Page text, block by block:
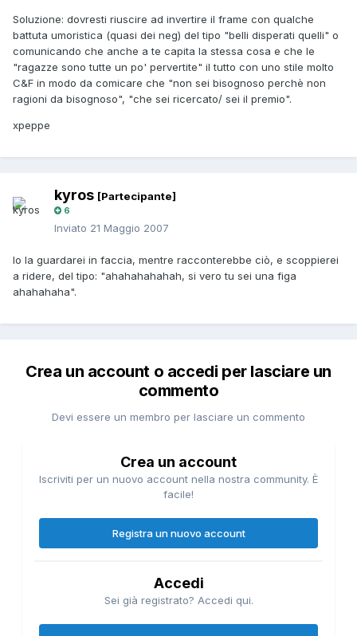
Soluzione: dovresti riuscire ad invertire il frame con qualche
battuta umoristica (quasi dei neg) del tipo "belli disperati quelli" o
comunicando che anche a te capita la stessa cosa e che le
"ragazze sono tutte un po' pervertite" il tutto con uno stile molto
C&F in modo da comicare che "non sei bisognoso perchè non
ragioni da bisognoso", "che sei ricercato/ sei il premio".
xpeppe
kyros [Partecipante]
6
Inviato 21 Maggio 2007
Io la guardarei in faccia, mentre racconterebbe ciò, e scoppierei
a ridere, del tipo: "ahahahahahah, si vero tu sei una figa
ahahahaha".
Crea un account o accedi per lasciare un
commento
Devi essere un membro per lasciare un commento
Crea un account
Iscriviti per un nuovo account nella nostra community. È
facile!
Registra un nuovo account
Accedi
Sei già registrato? Accedi qui.